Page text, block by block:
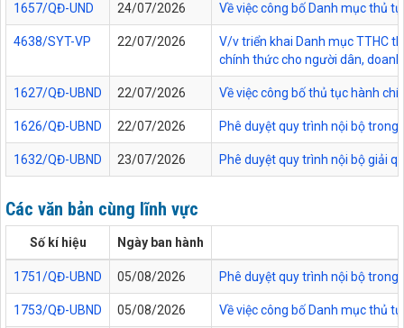
1657/QĐ-UND 24/07/2026 Về việc công bố Danh mục thủ
4638/SYT-VP 22/07/2026
V/v triển khai Danh mục TTHC
chính thức cho người dân,
1627/QĐ-UBND 22/07/2026 Về việc công bố thủ tục hành
1626/QĐ-UBND 22/07/2026 Phê duyệt quy trình nội bộ trong
1632/QĐ-UBND 23/07/2026 Phê duyệt quy trình nội bộ giải
Các văn bản cùng lĩnh vực
Số kí hiệu Ngày ban hành
1751/QĐ-UBND 05/08/2026 Phê duyệt quy trình nội bộ
1753/QĐ-UBND 05/08/2026 Về việc công bố Danh mục thủ